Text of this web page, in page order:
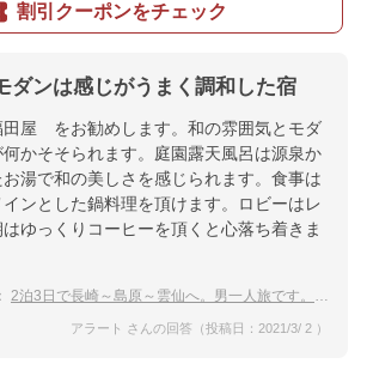
割引クーポンをチェック
ダンは感じがうまく調和した宿
屋 をお勧めします。和の雰囲気とモダ
かそそられます。庭園露天風呂は源泉か
湯で和の美しさを感じられます。食事は
ンとした鍋料理を頂けます。ロビーはレ
はゆっくりコーヒーを頂くと心落ち着きま
2泊3日で長崎～島原～雲仙へ。男一人旅です。温泉宿を教えてください。
アラート さんの回答（投稿日：2021/3/ 2 ）